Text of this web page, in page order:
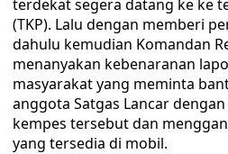
terdekat segera datang ke ke
(TKP). Lalu dengan memberi
dahulu kemudian Komandan
menanyakan kebenaranan
masyarakat yang meminta
anggota Satgas Lancar
kempes tersebut dan
yang tersedia di mobil.